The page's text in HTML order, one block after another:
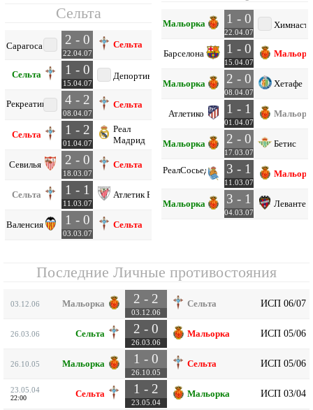
Сельта
Сарагоса 2 - 0
22.04.07
Сельта
Сельта 1 - 0
15.04.07
Депортиво
Рекреативо 4 - 2
08.04.07
Сельта
Сельта 1 - 2
01.04.07
Реал
Мадрид
Севилья 2 - 0
18.03.07
Сельта
Сельта 1 - 1
11.03.07
Атлетик Б
Валенсия 1 - 0
03.03.07
Сельта
Мальорка 1 - 0
22.04.07
Барселона 1 - 0
15.04.07
Мальорка 2 - 0
08.04.07
Хетафе
Атлетико 1 - 1
01.04.07
Мальорка 2 - 0
17.03.07
Бетис
РеалСосьедад 3 - 1
11.03.07
Мальорка 3 - 1
04.03.07
Леванте
Последние Личные противостояния
03.12.06 Мальорка 2 - 2
03.12.06
Сельта ИСП 06/07
26.03.06 Сельта 2 - 0
26.03.06
Мальорка ИСП 05/06
26.10.05 Мальорка 1 - 0
26.10.05
Сельта ИСП 05/06
23.05.04
22:00 Сельта 1 - 2
23.05.04
Мальорка ИСП 03/04